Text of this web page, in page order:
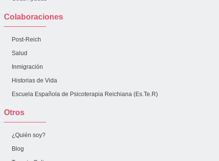
Colaboraciones
Post-Reich
Salud
Inmigración
Historias de Vida
Escuela Española de Psicoterapia Reichiana (Es.Te.R)
Otros
¿Quién soy?
Blog